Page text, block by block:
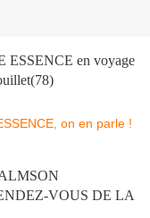
ESSENCE en voyage
VOUS DE LA